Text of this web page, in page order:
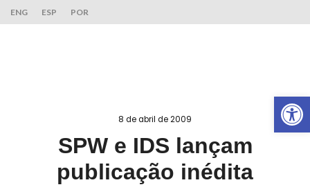
ENG ESP POR
8 de abril de 2009
SPW e IDS lançam
publicação inédita